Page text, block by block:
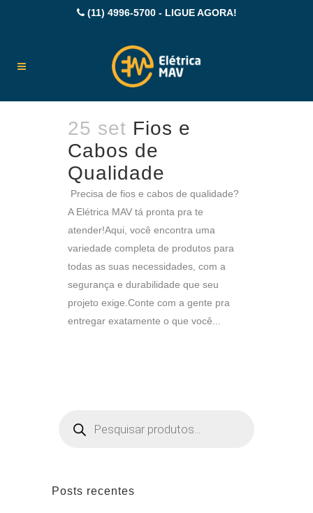
(11) 4996-5700 - LIGUE AGORA!
25 set Fios e
Cabos de
Qualidade
Precisa de fios e cabos de qualidade?
A Elétrica MAV tá pronta pra te
atender!Aqui, você encontra uma
variedade completa de produtos para
todas as suas necessidades, com a
segurança e durabilidade que seu
projeto exige.Conte com a gente pra
entregar exatamente o que você...
produtos
Posts recentes